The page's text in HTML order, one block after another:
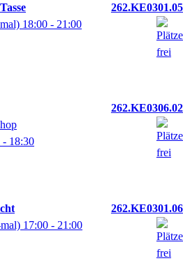
262.KE0301.05
18:00 - 21:00
262.KE0306.02
- 18:30
262.KE0301.06
17:00 - 21:00